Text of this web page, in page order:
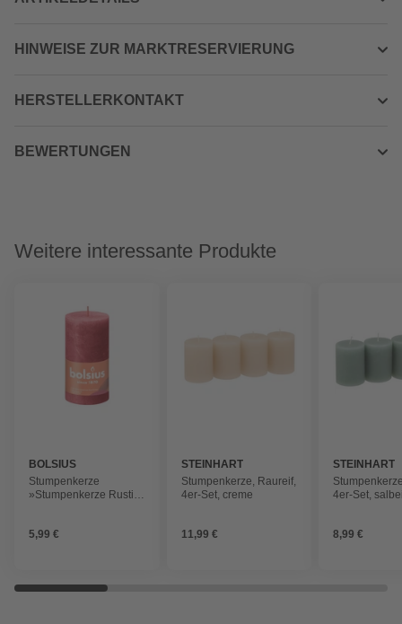
HINWEISE ZUR MARKTRESERVIERUNG
HERSTELLERKONTAKT
BEWERTUNGEN
Weitere interessante Produkte
BOLSIUS
Stumpenkerze
»Stumpenkerze Rustik
5,99 €
STEINHART
Stumpenkerze, Raureif,
4er-Set, creme
11,99 €
STEINHART
4er-Set,
8,99 €